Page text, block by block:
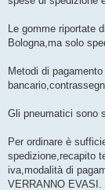
a
i
o
Le gomme riportate
Bologna,ma solo
Metodi di
Gli pneumatici sono
Per ordinare è
spedizione,recapito
iva,modalità di
VERRANNO EVASI.